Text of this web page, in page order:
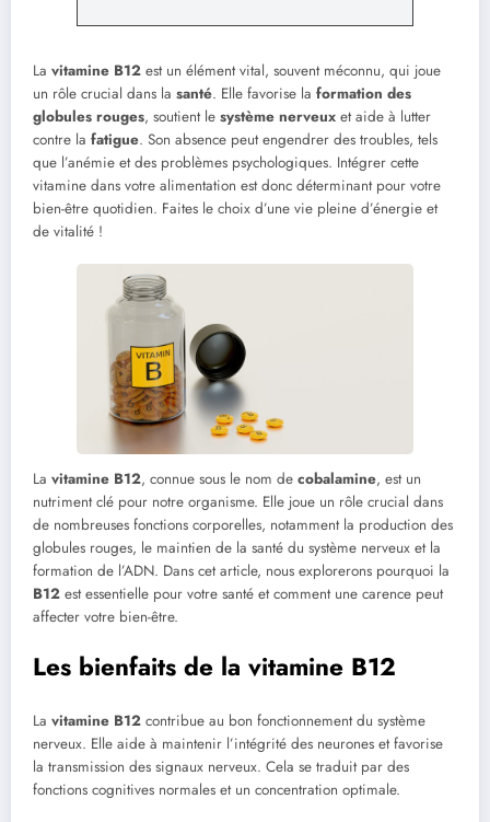
La vitamine B12 est un élément vital, souvent méconnu, qui joue
un rôle crucial dans la santé. Elle favorise la formation des
globules rouges, soutient le système nerveux et aide à lutter
contre la fatigue. Son absence peut engendrer des troubles, tels
que l’anémie et des problèmes psychologiques. Intégrer cette
vitamine dans votre alimentation est donc déterminant pour votre
bien-être quotidien. Faites le choix d’une vie pleine d’énergie et
de vitalité !
La vitamine B12, connue sous le nom de cobalamine, est un
nutriment clé pour notre organisme. Elle joue un rôle crucial dans
de nombreuses fonctions corporelles, notamment la production des
globules rouges, le maintien de la santé du système nerveux et la
formation de l’ADN. Dans cet article, nous explorerons pourquoi la
B12 est essentielle pour votre santé et comment une carence peut
affecter votre bien-être.
Les bienfaits de la vitamine B12
La vitamine B12 contribue au bon fonctionnement du système
nerveux. Elle aide à maintenir l’intégrité des neurones et favorise
la transmission des signaux nerveux. Cela se traduit par des
fonctions cognitives normales et un concentration optimale.